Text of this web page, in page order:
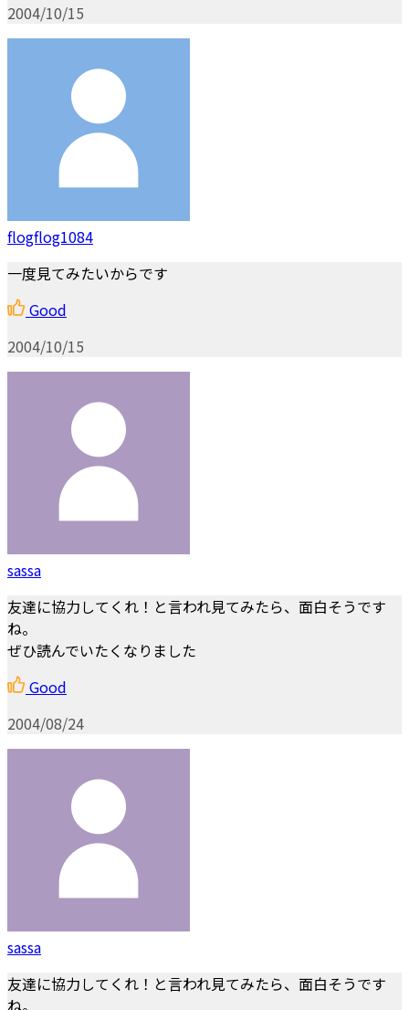
2004/10/15
flogflog1084
一度見てみたいからです
Good
2004/10/15
sassa
友達に協力してくれ！と言われ見てみたら、面白そうです
ね。
ぜひ読んでいたくなりました
Good
2004/08/24
sassa
友達に協力してくれ！と言われ見てみたら、面白そうです
ね。